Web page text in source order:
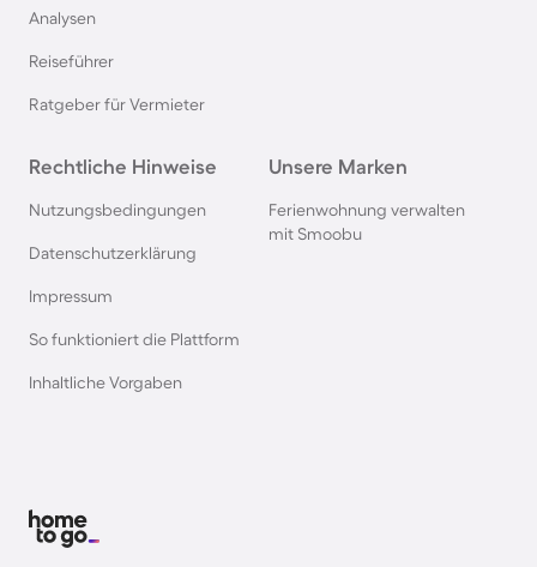
Ferienhäuser & Ferienwohnung mit Hund an der
Nordsee
Ferienhäuser & Ferienwohnung mit Hund im
Allgäu
Fehmarn
Ferienhäuser & Ferienwohnung mit Hund in
Kühlungsborn
Analysen
Reiseführer
Ratgeber für Vermieter
Rechtliche Hinweise
Nutzungsbedingungen
Datenschutzerklärung
Impressum
So funktioniert die Plattform
Inhaltliche Vorgaben
Unsere Marken
Ferienwohnung verwalten
mit Smoobu